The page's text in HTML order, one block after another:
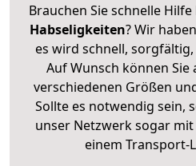
Brauchen Sie schnelle Hilfe
Habseligkeiten? Wir
es wird schnell,
Auf Wunsch können
verschiedenen Größen
Sollte es notwendig sein,
unser Netzwerk sogar
einem Transport-